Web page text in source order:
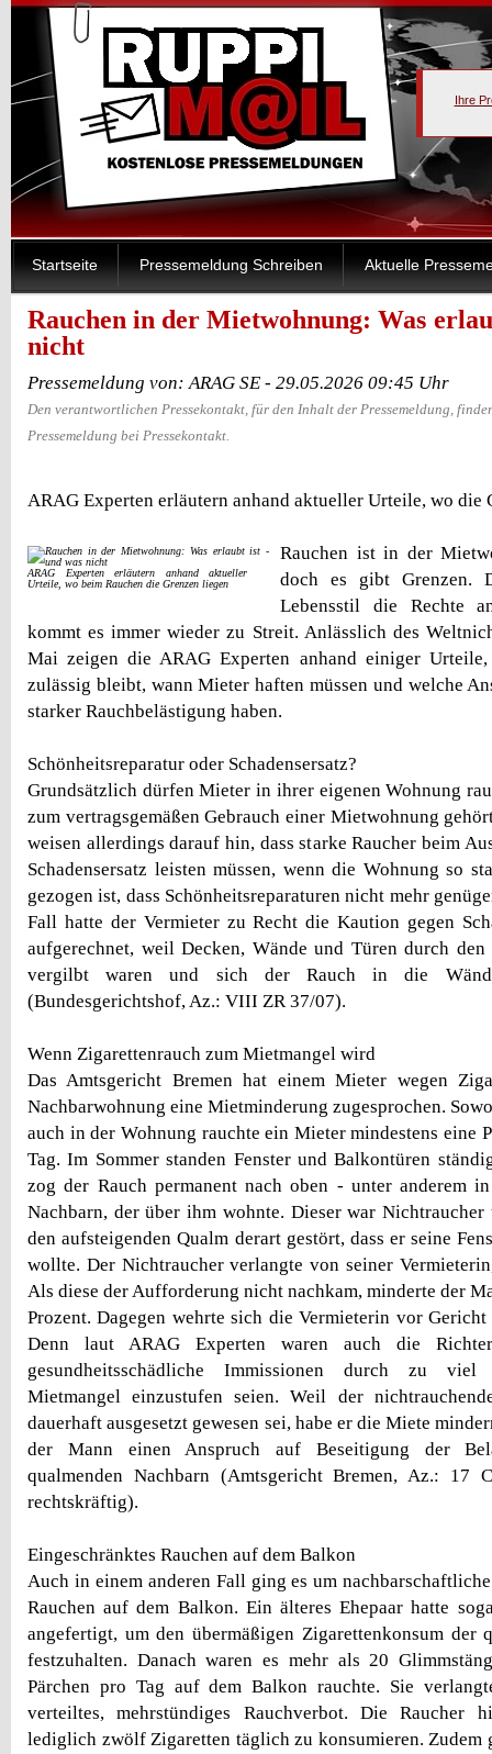
Ihre
Startseite Pressemeldung Schreiben Aktuelle
Rauchen in der Mietwohnung: Was
nicht
Pressemeldung von: ARAG SE - 29.05.2026 09:45 Uhr
Den verantwortlichen Pressekontakt, für den Inhalt der Pressemeldung,
Pressemeldung bei Pressekontakt.
ARAG Experten erläutern anhand aktueller Urteile, wo die
ARAG Experten erläutern anhand aktueller
Urteile, wo beim Rauchen die Grenzen liegen
Rauchen ist in der
doch es gibt Grenzen.
Lebensstil die Rechte
kommt es immer wieder zu Streit. Anlässlich des
Mai zeigen die ARAG Experten anhand einiger
zulässig bleibt, wann Mieter haften müssen und welche
starker Rauchbelästigung haben.
Schönheitsreparatur oder Schadensersatz?
Grundsätzlich dürfen Mieter in ihrer eigenen Wohnung
zum vertragsgemäßen Gebrauch einer Mietwohnung
weisen allerdings darauf hin, dass starke Raucher beim
Schadensersatz leisten müssen, wenn die Wohnung so
gezogen ist, dass Schönheitsreparaturen nicht mehr
Fall hatte der Vermieter zu Recht die Kaution gegen
aufgerechnet, weil Decken, Wände und Türen durch
vergilbt waren und sich der Rauch in die
(Bundesgerichtshof, Az.: VIII ZR 37/07).
Wenn Zigarettenrauch zum Mietmangel wird
Das Amtsgericht Bremen hat einem Mieter wegen
Nachbarwohnung eine Mietminderung zugesprochen.
auch in der Wohnung rauchte ein Mieter mindestens eine
Tag. Im Sommer standen Fenster und Balkontüren
zog der Rauch permanent nach oben - unter anderem
Nachbarn, der über ihm wohnte. Dieser war
den aufsteigenden Qualm derart gestört, dass er seine
wollte. Der Nichtraucher verlangte von seiner
Als diese der Aufforderung nicht nachkam, minderte der
Prozent. Dagegen wehrte sich die Vermieterin vor
Denn laut ARAG Experten waren auch die
gesundheitsschädliche Immissionen durch zu viel
Mietmangel einzustufen seien. Weil der
dauerhaft ausgesetzt gewesen sei, habe er die Miete
der Mann einen Anspruch auf Beseitigung der
qualmenden Nachbarn (Amtsgericht Bremen, Az.: 17
rechtskräftig).
Eingeschränktes Rauchen auf dem Balkon
Auch in einem anderen Fall ging es um
Rauchen auf dem Balkon. Ein älteres Ehepaar hatte
angefertigt, um den übermäßigen Zigarettenkonsum der
festzuhalten. Danach waren es mehr als 20
Pärchen pro Tag auf dem Balkon rauchte. Sie
verteiltes, mehrstündiges Rauchverbot. Die Raucher
lediglich zwölf Zigaretten täglich zu konsumieren. Zudem